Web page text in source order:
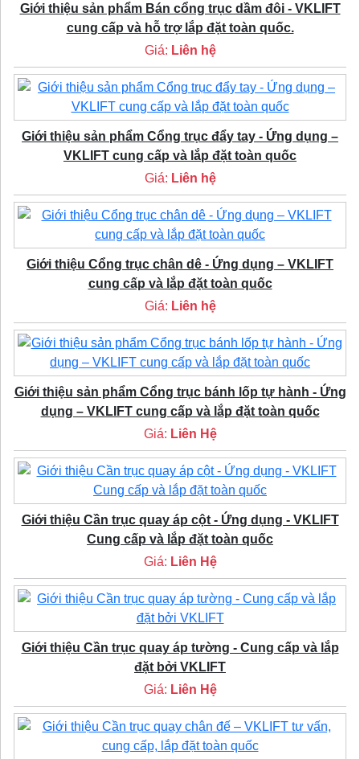
Giới thiệu sản phẩm Bán cổng trục dầm đôi - VKLIFT
cung cấp và hỗ trợ lắp đặt toàn quốc.
Giá: Liên hệ
Giới thiệu sản phẩm Cổng trục đẩy tay - Ứng dụng –
VKLIFT cung cấp và lắp đặt toàn quốc
Giá: Liên hệ
Giới thiệu Cổng trục chân dê - Ứng dụng – VKLIFT
cung cấp và lắp đặt toàn quốc
Giá: Liên hệ
Giới thiệu sản phẩm Cổng trục bánh lốp tự hành - Ứng
dụng – VKLIFT cung cấp và lắp đặt toàn quốc
Giá: Liên Hệ
Giới thiệu Cần trục quay áp cột - Ứng dụng - VKLIFT
Cung cấp và lắp đặt toàn quốc
Giá: Liên Hệ
Giới thiệu Cần trục quay áp tường - Cung cấp và lắp
đặt bởi VKLIFT
Giá: Liên Hệ